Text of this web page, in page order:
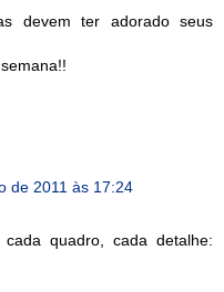
devem ter adorado seus
de 2011 às 17:24
quadro, cada detalhe: